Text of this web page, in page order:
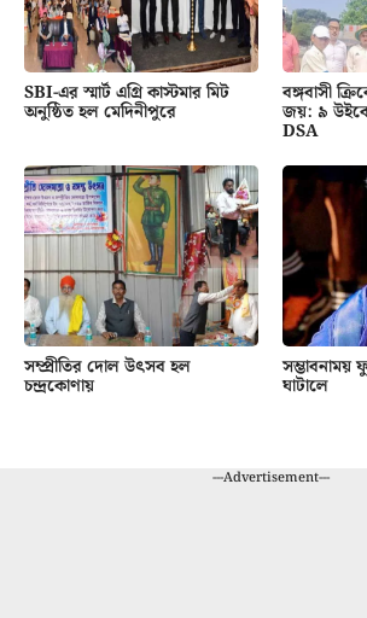
SBI-এর স্মার্ট এগ্রি কাস্টমার মিট
অনুষ্ঠিত হল মেদিনীপুরে
বঙ্গবাসী
জয়: ৯
DSA
সম্প্রীতির দোল উৎসব হল
চন্দ্রকোণায়
সম্ভাবনাময়
ঘাটালে
---Advertisement---